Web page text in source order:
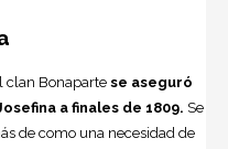
clan Bonaparte se aseguró
a finales de 1809. Se
de como una necesidad de